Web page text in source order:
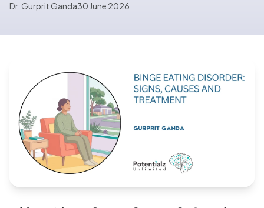
Blog
Dr. Gurprit Ganda30 June 2026